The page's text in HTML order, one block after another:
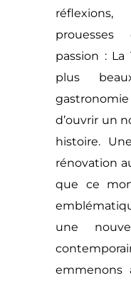
passion : La
plus
d’ouvrir un
histoire.
rénovation
que ce
une
emmenons